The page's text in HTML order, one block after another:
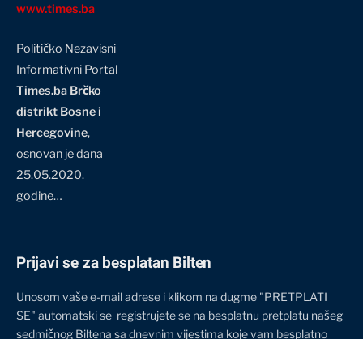
www.times.ba
Političko Nezavisni
Informativni Portal
Times.ba Brčko
distrikt Bosne i
Hercegovine,
osnovan je dana
25.05.2020.
godine…
Prijavi se za besplatan Bilten
Unosom vaše e-mail adrese i klikom na dugme "PRETPLATI
SE" automatski se registrujete se na besplatnu pretplatu našeg
sedmičnog Biltena sa dnevnim vijestima koje vam besplatno